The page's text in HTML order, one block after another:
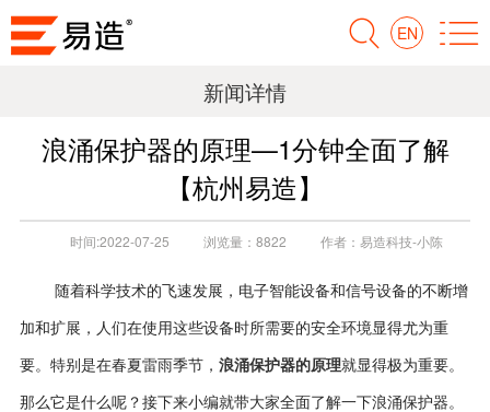
EN
新闻详情
浪涌保护器的原理—1分钟全面了解
【杭州易造】
时间:2022-07-25 浏览量： 8822 作者： 易造科技-小陈
随着科学技术的飞速发展，电子智能设备和信号设备的不断增
加和扩展，人们在使用这些设备时所需要的安全环境显得尤为重
要。特别是在春夏雷雨季节， 浪涌保护器的原理就显得极为重要。
那么它是什么呢？接下来小编就带大家全面了解一下浪涌保护器。